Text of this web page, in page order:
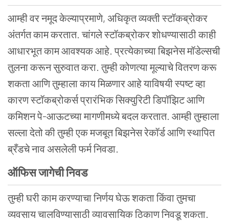
आम्ही वर नमूद केल्याप्रमाणे, अधिकृत व्यक्ती स्टॉकब्रोकर
अंतर्गत काम करतात. चांगले स्टॉकब्रोकर शोधण्यासाठी काही
आधारभूत काम आवश्यक आहे. प्रत्येकाच्या बिझनेस मॉडेल्सची
तुलना करून सुरुवात करा. तुम्ही कोणत्या मूल्याचे वितरण करू
शकता आणि तुम्हाला काय मिळणार आहे याविषयी स्पष्ट व्हा
कारण स्टॉकब्रोकर्स प्रारंभिक सिक्युरिटी डिपॉझिट आणि
कमिशन पे-आऊटच्या मागणीमध्ये बदल करतात. आम्ही तुम्हाला
सल्ला देतो की तुम्ही एक मजबूत बिझनेस रेकॉर्ड आणि स्थापित
ब्रँडचे नाव असलेली फर्म निवडा.
ऑफिस जागेची निवड
तुम्ही घरी काम करण्याचा निर्णय घेऊ शकता किंवा तुमचा
व्यवसाय चालविण्यासाठी व्यावसायिक ठिकाण निवडू शकता.